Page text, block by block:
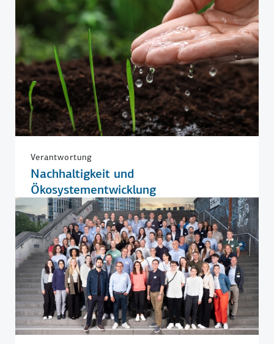
Verantwortung
Nachhaltigkeit und
Ökosystementwicklung